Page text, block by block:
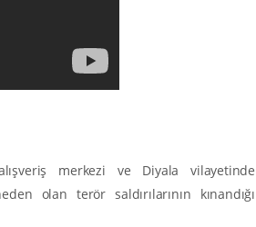
merkezi ve Diyala vilayetinde
olan terör saldırılarının kınandığı